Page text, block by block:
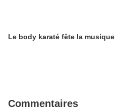
Le body karaté fête la musique
Commentaires